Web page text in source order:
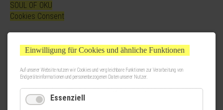
SOUL OF OKU
Cookies Consent
Einwilligung für Cookies und ähnliche Funktionen
Auf unserer Website nutzen wir Cookies und vergleichbare Funktionen zur Verarbeitung von
Endgeräteinformationen und personenbezogenen Daten unserer Nutzer.
Essenziell